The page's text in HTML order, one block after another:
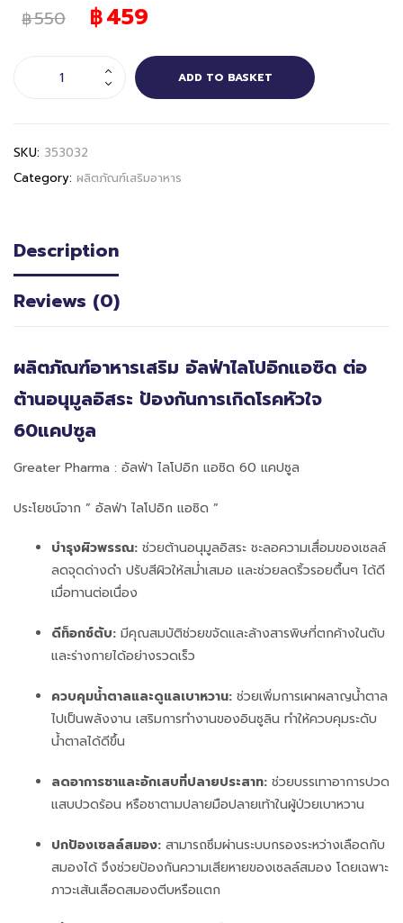
฿550 ฿459
ADD TO BASKET
SKU: 353032
Category: ผลิตภัณฑ์เสริมอาหาร
Description
Reviews (0)
ผลิตภัณฑ์อาหารเสริม อัลฟ่าไลโปอิกแอซิด ต่อ
ต้านอนุมูลอิสระ ป้องกันการเกิดโรคหัวใจ
60แคปซูล
Greater Pharma : อัลฟ่า ไลโปอิก แอซิด 60 แคปซูล
ประโยชน์จาก ” อัลฟ่า ไลโปอิก แอซิด ”
บำรุงผิวพรรณ: ช่วยต้านอนุมูลอิสระ ชะลอความเสื่อมของเซลล์
ลดจุดด่างดำ ปรับสีผิวให้สม่ำเสมอ และช่วยลดริ้วรอยตื้นๆ ได้ดี
เมื่อทานต่อเนื่อง
ดีท็อกซ์ตับ: มีคุณสมบัติช่วยขจัดและล้างสารพิษที่ตกค้างในตับ
และร่างกายได้อย่างรวดเร็ว
ควบคุมน้ำตาลและดูแลเบาหวาน: ช่วยเพิ่มการเผาผลาญน้ำตาล
ไปเป็นพลังงาน เสริมการทำงานของอินซูลิน ทำให้ควบคุมระดับ
น้ำตาลได้ดีขึ้น
ลดอาการชาและอักเสบที่ปลายประสาท: ช่วยบรรเทาอาการปวด
แสบปวดร้อน หรือชาตามปลายมือปลายเท้าในผู้ป่วยเบาหวาน
ปกป้องเซลล์สมอง: สามารถซึมผ่านระบบกรองระหว่างเลือดกับ
สมองได้ จึงช่วยป้องกันความเสียหายของเซลล์สมอง โดยเฉพาะ
ภาวะเส้นเลือดสมองตีบหรือแตก